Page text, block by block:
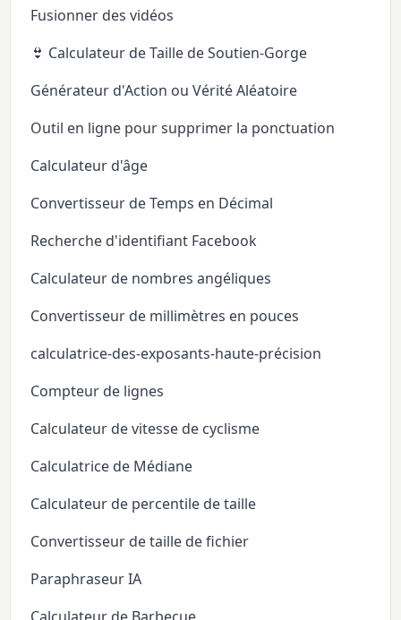
Fusionner des vidéos
👙 Calculateur de Taille de Soutien-Gorge
Générateur d'Action ou Vérité Aléatoire
Outil en ligne pour supprimer la ponctuation
Calculateur d'âge
Convertisseur de Temps en Décimal
Recherche d'identifiant Facebook
Calculateur de nombres angéliques
Convertisseur de millimètres en pouces
calculatrice-des-exposants-haute-précision
Compteur de lignes
Calculateur de vitesse de cyclisme
Calculatrice de Médiane
Calculateur de percentile de taille
Convertisseur de taille de fichier
Paraphraseur IA